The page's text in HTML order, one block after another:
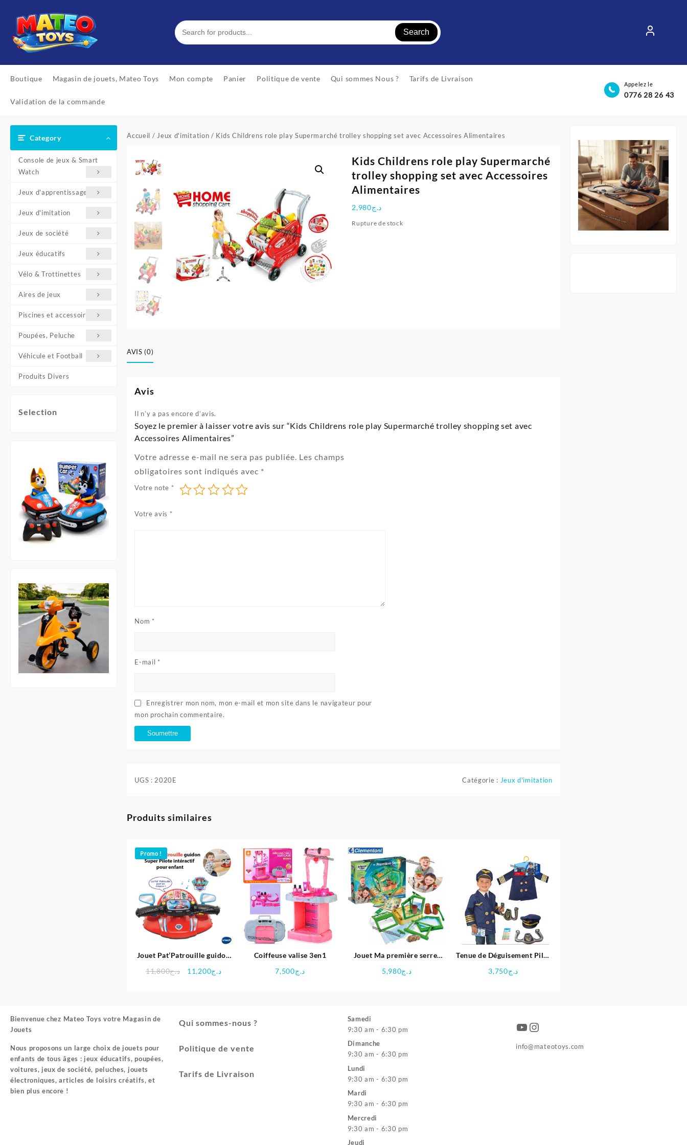
content
Search
Boutique Magasin de jouets, Mateo Toys Mon compte Panier Politique de vente Qui sommes Nous ? Tarifs de Livraison
Validation de la commande
Appelez le
0776 28 26 43
Category
Console de jeux & Smart
Watch
Jeux d'apprentissage
Jeux d'imitation
Jeux de société
Jeux éducatifs
Vélo & Trottinettes
Aires de jeux
Piscines et accessoires
Poupées, Peluche
Véhicule et Football
Produits Divers
Selection
Accueil / Jeux d'imitation / Kids Childrens role play Supermarché trolley shopping set avec Accessoires Alimentaires
Kids Childrens role play Supermarché
trolley shopping set avec Accessoires
Alimentaires
د.ج2,980
Rupture de stock
AVIS (0)
Avis
Il n’y a pas encore d’avis.
Soyez le premier à laisser votre avis sur “Kids Childrens role play Supermarché trolley shopping set avec
Accessoires Alimentaires”
Votre adresse e-mail ne sera pas publiée. Les champs
obligatoires sont indiqués avec *
Votre note *
Votre avis *
Nom *
E-mail *
Enregistrer mon nom, mon e-mail et mon site dans le navigateur pour
mon prochain commentaire.
UGS : 2020E Catégorie : Jeux d'imitation
Produits similaires
Promo !
Jouet Pat’Patrouille guidon
enfant – VTech
د.ج11,800
Le
د.ج11,200
Le
Coiffeuse valise 3en1
د.ج7,500
Jouet Ma première serre-
د.ج5,980
Tenue de Déguisement Pilot
د.ج3,750
Bienvenue chez Mateo Toys votre Magasin de
Jouets
Nous proposons un large choix de jouets pour
enfants de tous âges : jeux éducatifs, poupées,
voitures, jeux de société, peluches, jouets
électroniques, articles de loisirs créatifs, et
bien plus encore !
Qui sommes-nous ?
Politique de vente
Tarifs de Livraison
Samedi
9:30 am - 6:30 pm
Dimanche
9:30 am - 6:30 pm
Lundi
9:30 am - 6:30 pm
Mardi
9:30 am - 6:30 pm
Mercredi
9:30 am - 6:30 pm
Jeudi
YouTube
Instagram
info@mateotoys.com